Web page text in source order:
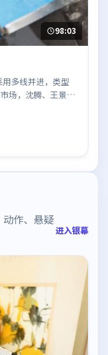
98:03
多线并进，类型
场，沈腾、王景
键反转，结尾留白
动作、悬疑
进入银幕